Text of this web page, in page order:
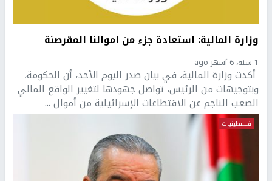
وزارة المالية: استعادة جزء من اموالنا المقرصنة
1 سنة، 6 أشهر ago
أكدت وزارة المالية، في بيان صدر اليوم الأحد، أن الحكومة،
وبتوجيهات من الرئيس، تواصل جهودها لتغيير الواقع المالي
الصعب الناجم عن الاقتطاعات الإسرائيلية من أموال ...
فلسطينيات